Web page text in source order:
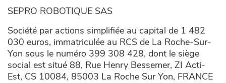
SEPRO ROBOTIQUE SAS
Société par actions simplifiée au capital de 1 482
030 euros, immatriculée au RCS de La Roche-Sur-
Yon sous le numéro 399 308 428, dont le siège
social est situé 88, Rue Henry Bessemer, ZI Acti-
Est, CS 10084, 85003 La Roche Sur Yon, FRANCE